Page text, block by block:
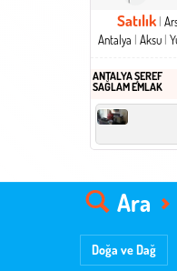
Satılık
Antalya
Aksu
ANTALYA ŞEREF
SAĞLAM EMLAK
Ara
Doğa ve Dağ